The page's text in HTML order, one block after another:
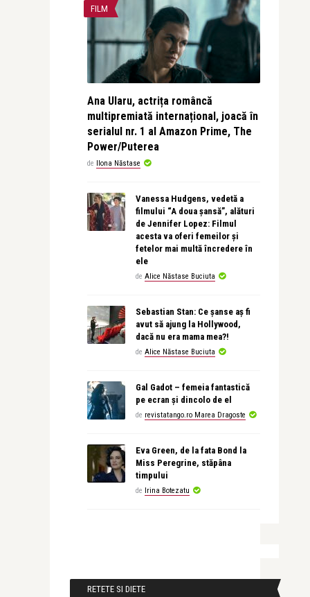
FILM
Ana Ularu, actrița româncă
multipremiată internațional, joacă în
serialul nr. 1 al Amazon Prime, The
Power/Puterea
de Ilona Năstase
Vanessa Hudgens, vedetă a
filmului “A doua șansă”, alături
de Jennifer Lopez: Filmul
acesta va oferi femeilor și
fetelor mai multă încredere în
ele
de Alice Năstase Buciuta
Sebastian Stan: Ce șanse aș fi
avut să ajung la Hollywood,
dacă nu era mama mea?!
de Alice Năstase Buciuta
Gal Gadot – femeia fantastică
pe ecran și dincolo de el
de revistatango.ro Marea Dragoste
Eva Green, de la fata Bond la
Miss Peregrine, stăpâna
timpului
de Irina Botezatu
RETETE SI DIETE